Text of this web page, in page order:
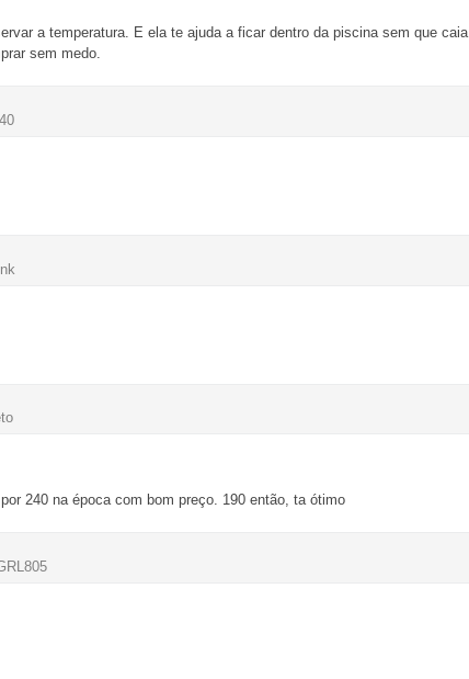
a temperatura. E ela te ajuda a ficar dentro da piscina sem que caia
sem medo.
240 na época com bom preço. 190 então, ta ótimo